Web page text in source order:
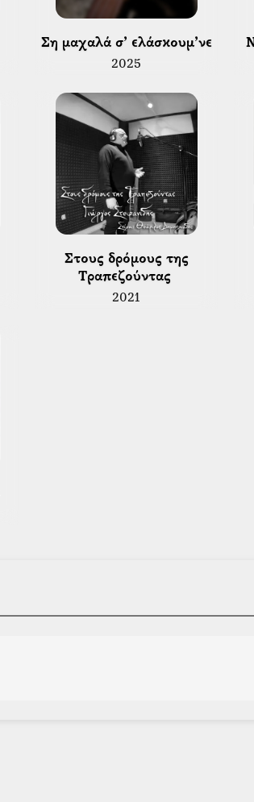
Ση μαχαλά σ’ ελάσκουμ’νε
2025
Τραπεζούντας
2021